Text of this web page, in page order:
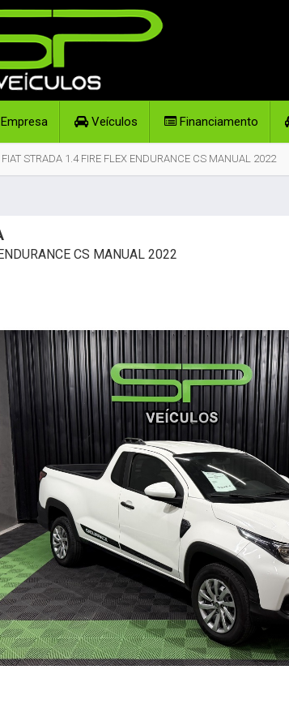
Empresa Veículos Financiamento
FIAT STRADA 1.4 FIRE FLEX ENDURANCE CS MANUAL 2022
CS MANUAL 2022